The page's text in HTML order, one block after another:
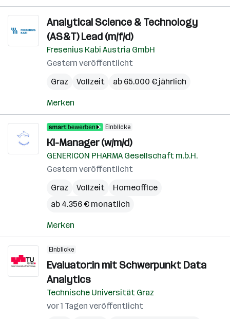
Analytical Science & Technology
(AS&T) Lead (m/f/d)
Fresenius Kabi Austria GmbH
Gestern veröffentlicht
Graz
Vollzeit ab 65.000 € jährlich
Merken
Einblicke
KI-Manager (w/m/d)
GENERICON PHARMA Gesellschaft m.b.H.
Gestern veröffentlicht
Graz
Vollzeit
Homeoffice
ab 4.356 € monatlich
Merken
Einblicke
Evaluator:in mit Schwerpunkt Data
Analytics
Technische Universität Graz
vor 1 Tagen veröffentlicht